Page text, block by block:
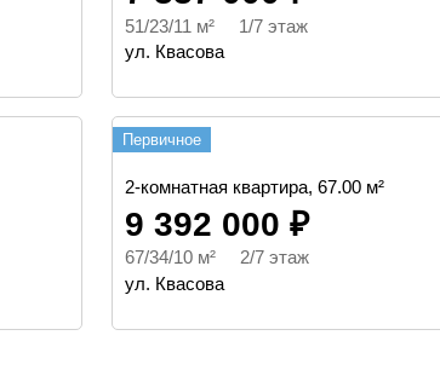
51/23/11 м² 1/7 этаж
ул. Квасова
Первичное
2-комнатная квартира, 67.00 м²
9 392 000 ₽
67/34/10 м² 2/7 этаж
ул. Квасова